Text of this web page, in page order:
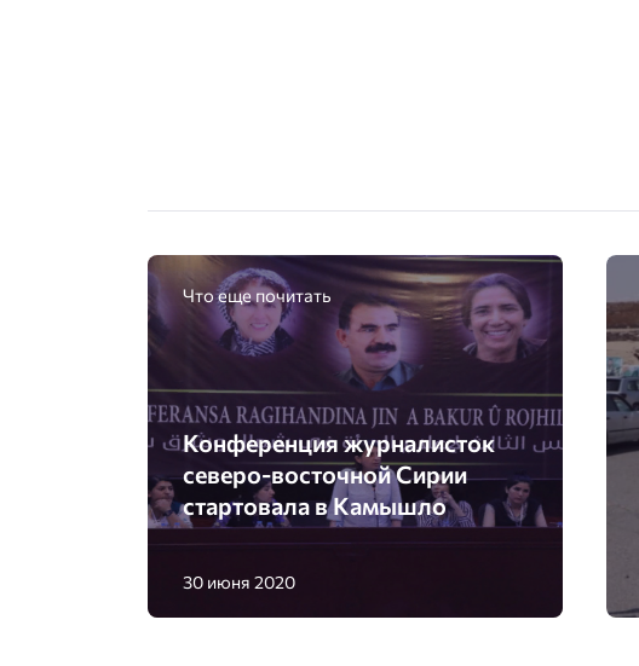
Что еще почитать
Конференция журналисток
северо-восточной Сирии
стартовала в Камышло
30 июня 2020